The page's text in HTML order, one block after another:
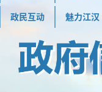
政民互动 魅力江汉